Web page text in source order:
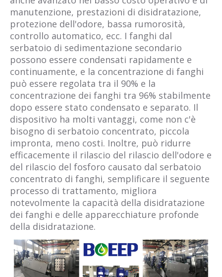
manutenzione, prestazioni di disidratazione,
protezione dell'odore, bassa rumorosità,
controllo automatico, ecc. I fanghi dal
serbatoio di sedimentazione secondario
possono essere condensati rapidamente e
continuamente, e la concentrazione di fanghi
può essere regolata tra il 90% e la
concentrazione dei fanghi tra 96% stabilmente
dopo essere stato condensato e separato. Il
dispositivo ha molti vantaggi, come non c'è
bisogno di serbatoio concentrato, piccola
impronta, meno costi. Inoltre, può ridurre
efficacemente il rilascio del rilascio dell'odore e
del rilascio del fosforo causato dal serbatoio
concentrato di fanghi, semplificare il seguente
processo di trattamento, migliora
notevolmente la capacità della disidratazione
dei fanghi e delle apparecchiature profonde
della disidratazione.